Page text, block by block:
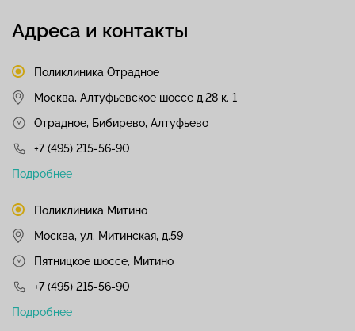
Адреса и контакты
Поликлиника Отрадное
Москва, Алтуфьевское шоссе д.28 к. 1
Отрадное, Бибирево, Алтуфьево
+7 (495) 215-56-90
Подробнее
Поликлиника Митино
Москва, ул. Митинская, д.59
Пятницкое шоссе, Митино
+7 (495) 215-56-90
Подробнее